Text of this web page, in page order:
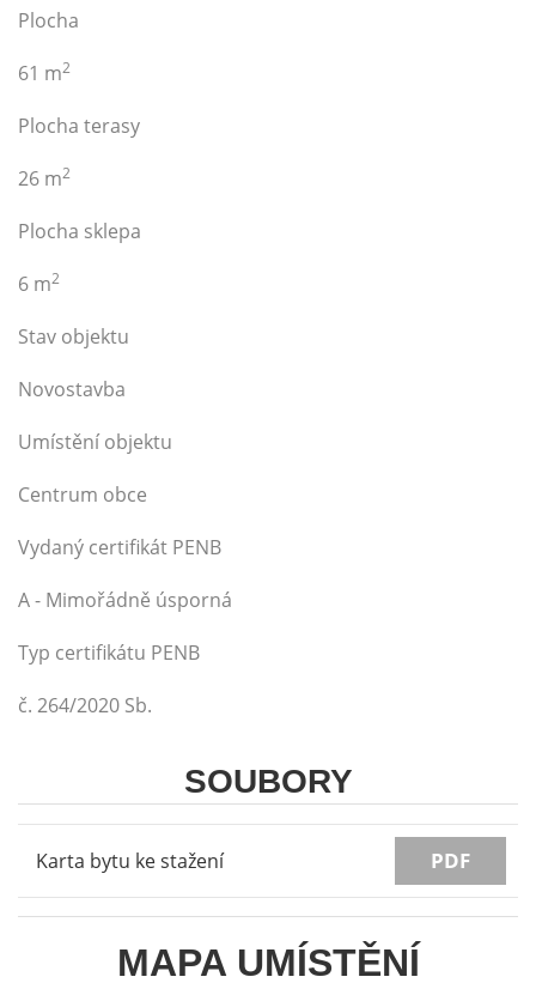
Plocha
61 m2
Plocha terasy
26 m2
Plocha sklepa
6 m2
Stav objektu
Novostavba
Umístění objektu
Centrum obce
Vydaný certifikát PENB
A - Mimořádně úsporná
Typ certifikátu PENB
č. 264/2020 Sb.
SOUBORY
Karta bytu ke stažení PDF
MAPA UMÍSTĚNÍ